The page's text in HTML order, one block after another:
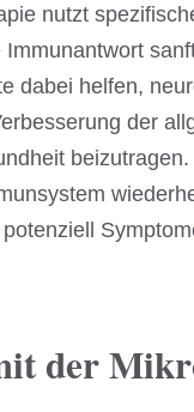
nutzt
dabei helfen,
der
der